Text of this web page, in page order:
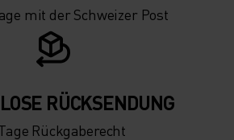
mit der Schweizer Post
RÜCKSENDUNG
Rückgaberecht